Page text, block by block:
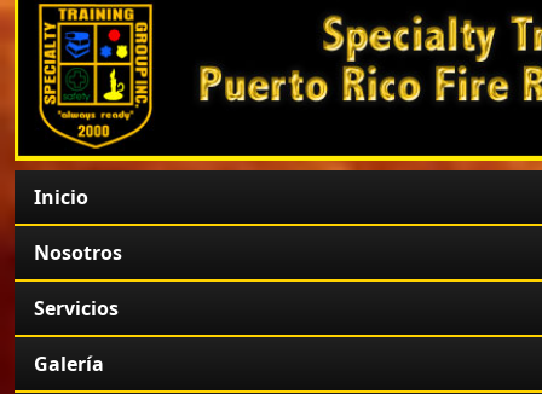
Inicio
Nosotros
Servicios
Galería